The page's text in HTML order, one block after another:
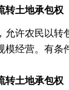
转土地承包权
允许农民以
模经营。有
转土地承包权